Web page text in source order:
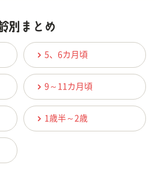
5、6カ月頃
9～11カ月頃
1歳半～2歳